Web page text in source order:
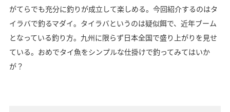
がてらでも充分に釣りが成立して楽しめる。今回紹介するのはタ
イラバで釣るマダイ。タイラバというのは疑似餌で、近年ブーム
となっている釣り方。九州に限らず日本全国で盛り上がりを見せ
ている。おめでタイ魚をシンプルな仕掛けで釣ってみてはいか
が？